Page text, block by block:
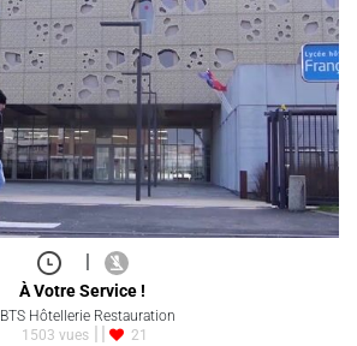
À Votre Service !
BTS Hôtellerie Restauration
1503 vues
21